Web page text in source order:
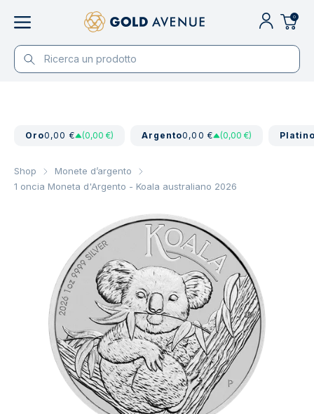
0
Oro0,00 € (0,00 €) Argento0,00 € (0,00 €)
Shop
Monete d’argento
1 oncia Moneta d'Argento - Koala australiano 2026